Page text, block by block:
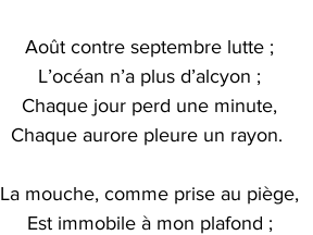
Août contre septembre lutte ;
L’océan n’a plus d’alcyon ;
Chaque jour perd une minute,
Chaque aurore pleure un rayon.
La mouche, comme prise au piège,
Est immobile à mon plafond ;